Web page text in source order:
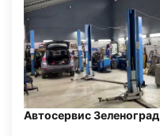
Автосервис Зеленоград